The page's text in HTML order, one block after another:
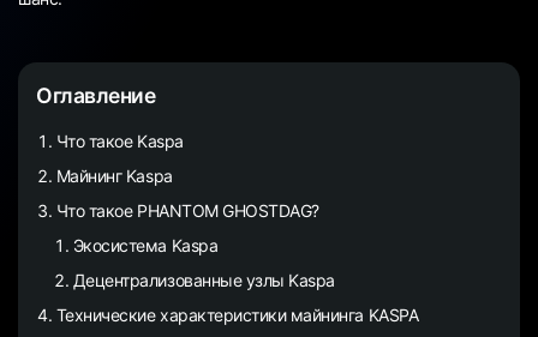
Оглавление
Что такое Kaspa
Майнинг Kaspa
Что такое PHANTOM GHOSTDAG?
Экосистема Kaspa
Децентрализованные узлы Kaspa
Технические характеристики майнинга KASPA